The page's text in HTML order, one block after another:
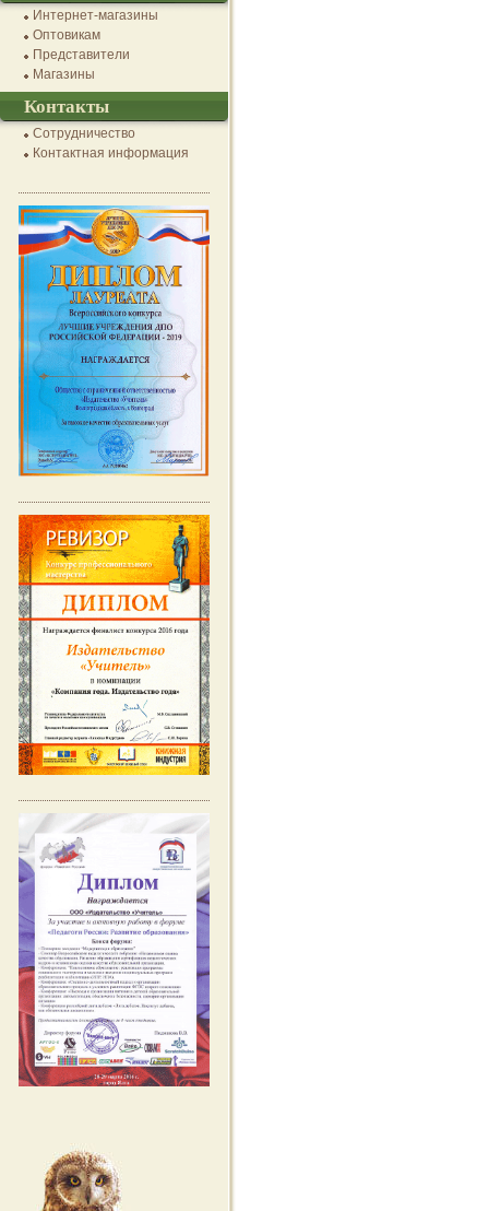
Интернет-магазины
Оптовикам
Представители
Магазины
Контакты
Сотрудничество
Контактная информация